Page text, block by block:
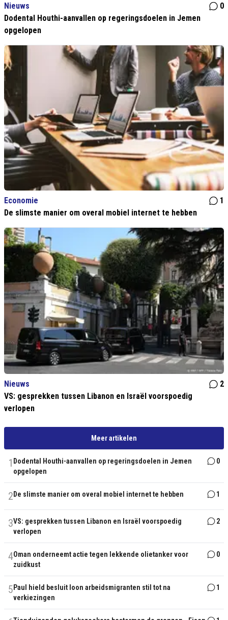
Nieuws
0
Dodental Houthi-aanvallen op regeringsdoelen in Jemen
opgelopen
Economie
1
De slimste manier om overal mobiel internet te hebben
Nieuws
2
VS: gesprekken tussen Libanon en Israël voorspoedig
verlopen
Meer artikelen
1 Dodental Houthi-aanvallen op regeringsdoelen in Jemen
opgelopen
0
2 De slimste manier om overal mobiel internet te hebben 1
3VS: gesprekken tussen Libanon en Israël voorspoedig
verlopen
2
4Oman onderneemt actie tegen lekkende olietanker voor
zuidkust
0
5 Paul hield besluit loon arbeidsmigranten stil tot na
verkiezingen
1